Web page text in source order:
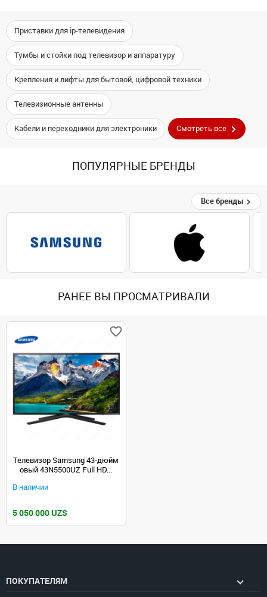
Приставки для ip-телевидения
Тумбы и стойки под телевизор и аппаратуру
Крепления и лифты для бытовой, цифровой техники
Телевизионные антенны
Кабели и переходники для электроники Смотреть все
ПОПУЛЯРНЫЕ БРЕНДЫ
Все бренды
РАНЕЕ ВЫ ПРОСМАТРИВАЛИ
Телевизор Samsung 43-дюйм
овый 43N5500UZ Full HD...
В наличии
5 050 000 UZS
ПОКУПАТЕЛЯМ